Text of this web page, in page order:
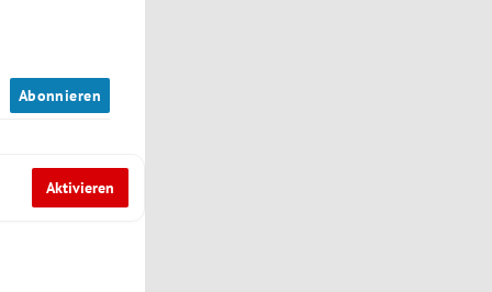
Abonnieren
Aktivieren